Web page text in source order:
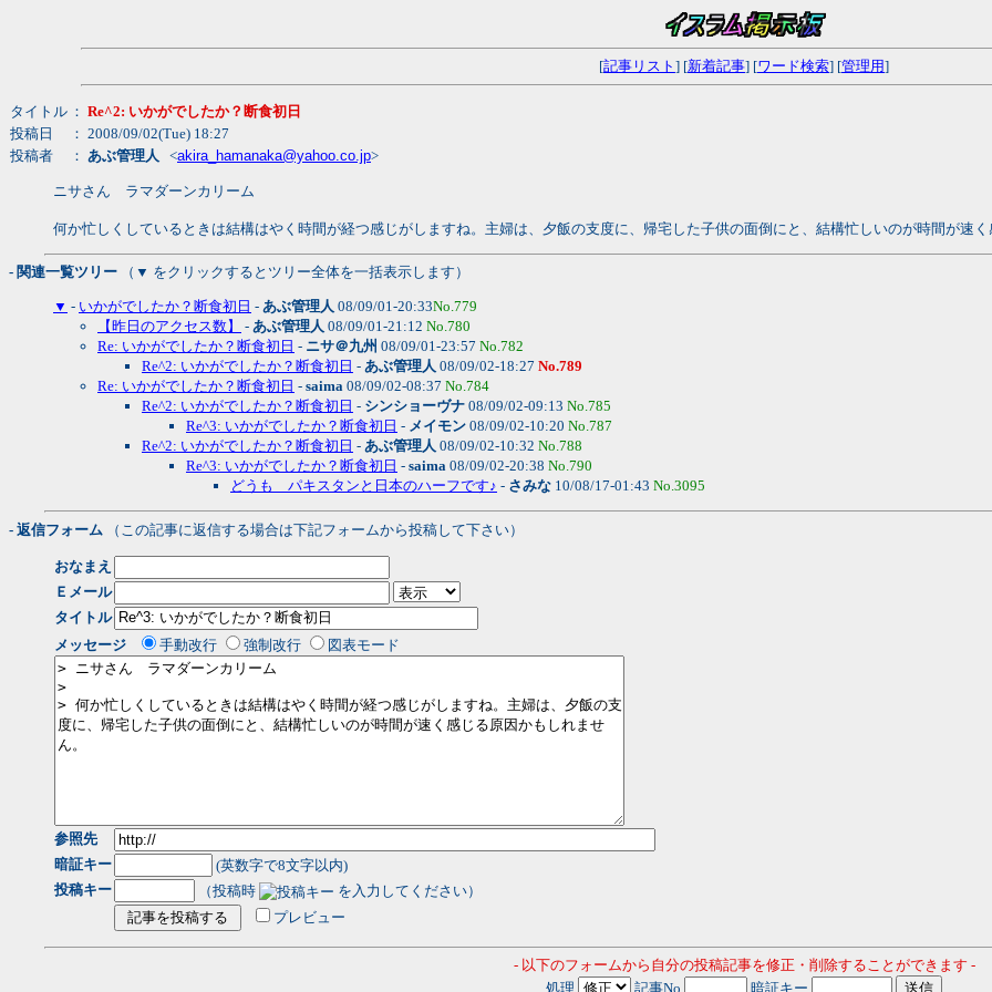
[記事リスト ] [新着記事] [ワード検索] [管理用]
タイトル ： Re^2: いかがでしたか？断食初日
投稿日
： 2008/09/02(Tue) 18:27
投稿者
： あぶ管理人 <akira_hamanaka@yahoo.co.jp>
ニサさん ラマダーンカリーム
何か忙しくしているときは結構はやく時間が経つ感じがしますね。主婦は、夕飯の支度に、帰宅した子供の面倒にと、結構忙しいのが時間が速く
- 関連一覧ツリー （▼ をクリックするとツリー全体を一括表示します）
▼ - いかがでしたか？断食初日 - あぶ管理人 08/09/01-20:33No.779
【昨日のアクセス数】
- あぶ管理人 08/09/01-21:12 No.780
Re: いかがでしたか？断食初日 - ニサ＠九州 08/09/01-23:57 No.782
Re^2: いかがでしたか？断食初日 - あぶ管理人 08/09/02-18:27 No.789
Re: いかがでしたか？断食初日 - saima 08/09/02-08:37 No.784
Re^2: いかがでしたか？断食初日 - シンショーヴナ 08/09/02-09:13 No.785
Re^3: いかがでしたか？断食初日 - メイモン 08/09/02-10:20 No.787
Re^2: いかがでしたか？断食初日 - あぶ管理人 08/09/02-10:32 No.788
Re^3: いかがでしたか？断食初日 - saima 08/09/02-20:38 No.790
どうも パキスタンと日本のハーフです♪ - さみな 10/08/17-01:43 No.3095
- 返信フォーム （この記事に返信する場合は下記フォームから投稿して下さい）
おなまえ
Ｅメール
タイトル
メッセージ
手動改行 強制改行 図表モード
参照先
暗証キー
(英数字で8文字以内)
投稿キー
（投稿時
を入力してください）
プレビュー
- 以下のフォームから自分の投稿記事を修正・削除することができます -
処理
記事No 暗証キー